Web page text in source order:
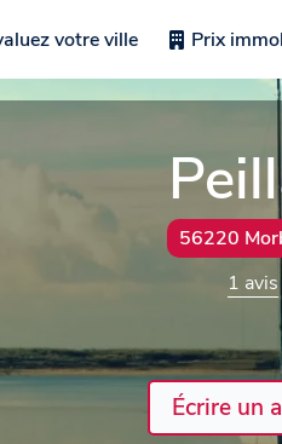
votre ville Prix
56220
1 avis
Écrire un